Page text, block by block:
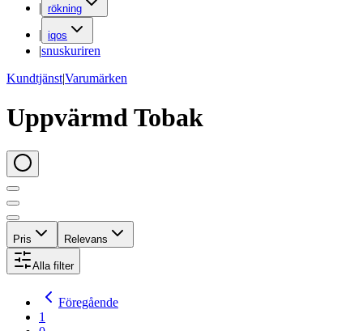
| rökning
| iqos
|snuskuriren
Kundtjänst|Varumärken
Uppvärmd Tobak
Pris Relevans
Alla filter
Föregående
1